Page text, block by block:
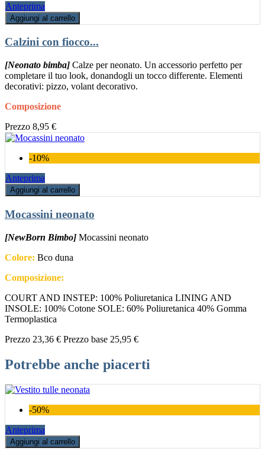
Anteprima
Aggiungi al carrello
Calzini con fiocco...
[Neonato bimba] Calze per neonato. Un accessorio perfetto per
completare il tuo look, donandogli un tocco differente. Elementi
decorativi: pizzo, volant decorativo.
Composizione
Prezzo 8,95 €
-10%
Anteprima
Aggiungi al carrello
Mocassini neonato
[NewBorn Bimbo] Mocassini neonato
Colore: Bco duna
Composizione:
COURT AND INSTEP: 100% Poliuretanica LINING AND
INSOLE: 100% Cotone SOLE: 60% Poliuretanica 40% Gomma
Termoplastica
Prezzo 23,36 € Prezzo base 25,95 €
Potrebbe anche piacerti
-50%
Anteprima
Aggiungi al carrello